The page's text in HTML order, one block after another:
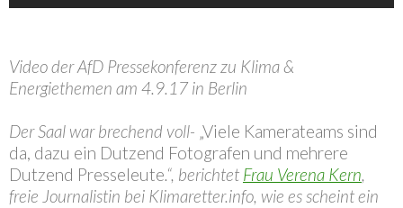
Video der AfD Pressekonferenz zu Klima &
Energiethemen am 4.9.17 in Berlin
Der Saal war brechend voll- „Viele Kamerateams sind
da, dazu ein Dutzend Fotografen und mehrere
Dutzend Presseleute.“, berichtet Frau Verena Kern,
freie Journalistin bei Klimaretter.info, wie es scheint ein